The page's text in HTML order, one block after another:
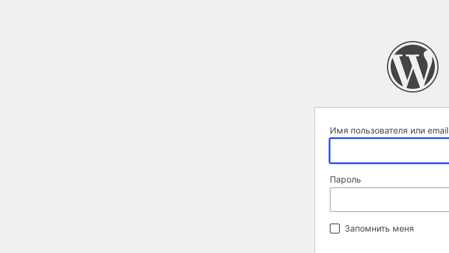
Имя пользователя или email
Пароль
Запомнить меня